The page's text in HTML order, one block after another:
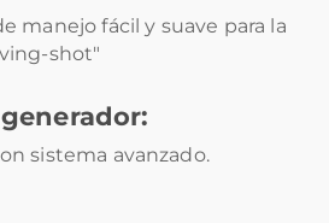
manejo fácil y suave para la
shot"
sistema avanzado.